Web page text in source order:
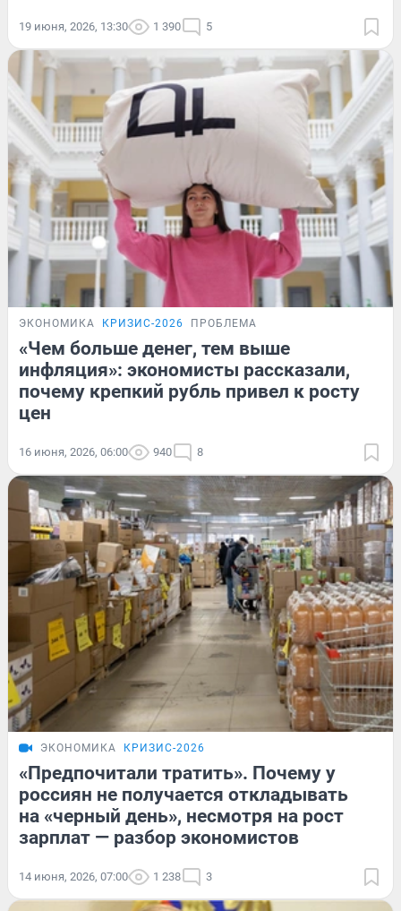
19 июня, 2026, 13:30 1 390 5
ЭКОНОМИКА КРИЗИС-2026 ПРОБЛЕМА
«Чем больше денег, тем выше
инфляция»: экономисты рассказали,
почему крепкий рубль привел к росту
цен
16 июня, 2026, 06:00 940 8
ЭКОНОМИКА КРИЗИС-2026
«Предпочитали тратить». Почему у
россиян не получается откладывать
на «черный день», несмотря на рост
зарплат — разбор экономистов
14 июня, 2026, 07:00 1 238 3